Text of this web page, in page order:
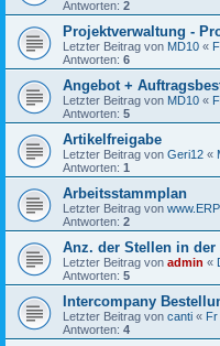
Antworten: 2
Projektverwaltung -
Letzter Beitrag von MD10 «
Antworten: 6
Angebot +
Letzter Beitrag von MD10 «
Antworten: 5
Artikelfreigabe
Letzter Beitrag von Geri12 «
Antworten: 1
Arbeitsstammplan
Letzter Beitrag von
Antworten: 2
Anz. der Stellen in
Letzter Beitrag von admin «
Antworten: 5
Intercompany
Letzter Beitrag von canti « Fr
Antworten: 4